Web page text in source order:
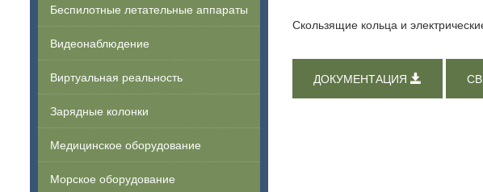
Беспилотные летательные аппараты
Видеонаблюдение
Виртуальная реальность
Зарядные колонки
Медицинское оборудование
Морское оборудование
Скользящие кольца и
ДОКУМЕНТАЦИЯ